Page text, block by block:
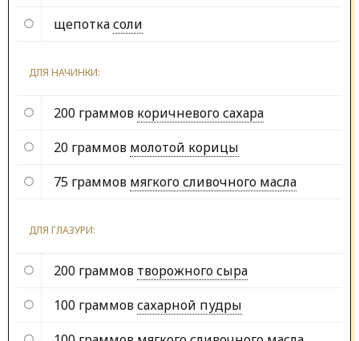
щепоткасоли
ДЛЯ НАЧИНКИ:
200 граммов коричневого сахара
20 граммов молотой корицы
75 граммов мягкого сливочного масла
ДЛЯ ГЛАЗУРИ:
200 граммов творожного сыра
100 граммовсахарной пудры